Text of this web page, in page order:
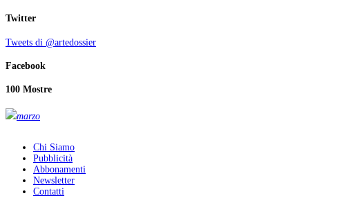
Twitter
Tweets di @artedossier
Facebook
100 Mostre
marzo
Chi Siamo
Pubblicità
Abbonamenti
Newsletter
Contatti